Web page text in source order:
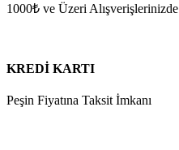
1000₺ ve Üzeri Alışverişlerinizde
KREDİ KARTI
Peşin Fiyatına Taksit İmkanı